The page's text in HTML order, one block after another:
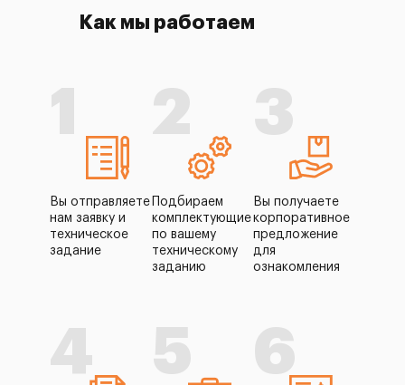
Как мы работаем
1
Вы отправляете
нам заявку и
техническое
задание
2
Подбираем
комплектующие
по вашему
техническому
заданию
3
Вы получаете
корпоративное
предложение
для
ознакомления
4 5 6